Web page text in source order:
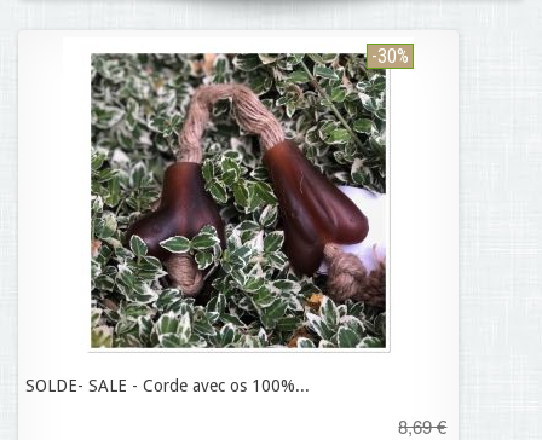
-30%
SOLDE- SALE - Corde avec os 100%...
8,69 €